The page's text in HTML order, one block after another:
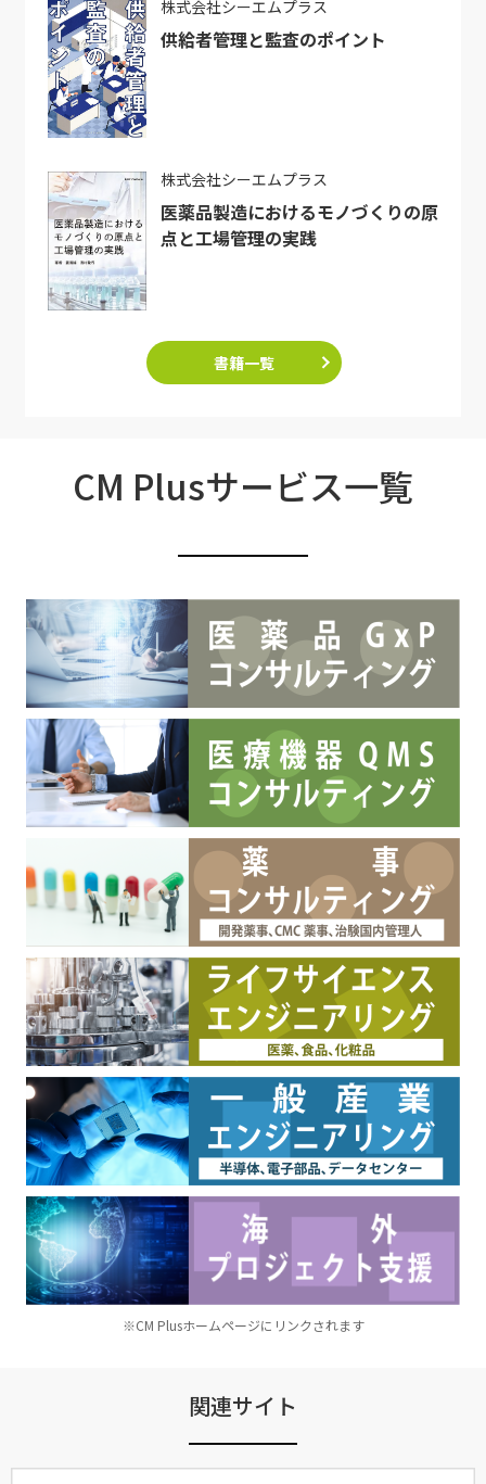
株式会社シーエムプラス
供給者管理と監査のポイント
株式会社シーエムプラス
医薬品製造におけるモノづくりの原
点と工場管理の実践
書籍一覧
CM Plusサービス一覧
※CM Plusホームページにリンクされます
関連サイト